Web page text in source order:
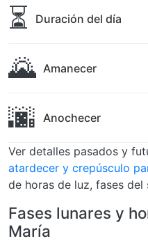
⏳ Duración del día
🌄 Amanecer
🌆 Anochecer
Ver detalles pasados y
atardecer y crepúsculo
de horas de luz, fases del
Fases lunares y
María